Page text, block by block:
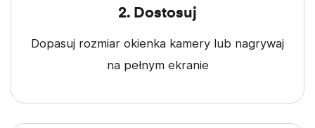
2. Dostosuj
Dopasuj rozmiar okienka kamery lub nagrywaj
na pełnym ekranie